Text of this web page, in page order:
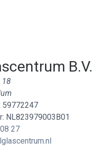
B.V.
18
59772247
NL823979003B01
27